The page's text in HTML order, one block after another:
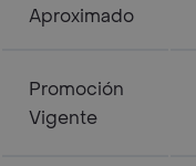
Aproximado
Promoción
Vigente